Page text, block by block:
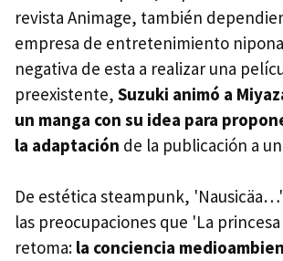
revista Animage, también
empresa de entretenimiento
negativa de esta a realizar una
preexistente, Suzuki animó a
un manga con su idea para
la adaptación de la publicación a
De estética steampunk,
las preocupaciones que 'La
retoma: la conciencia